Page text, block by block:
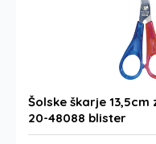
Šolske škarje
20-48088 blister